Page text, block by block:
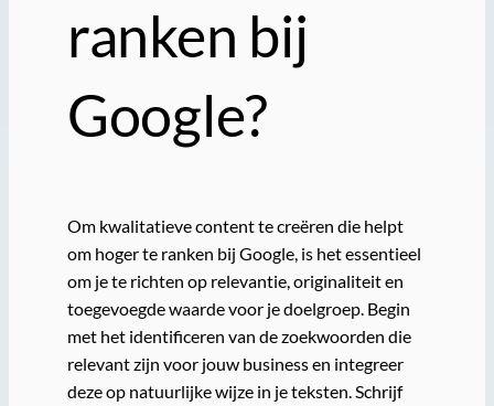
ranken bij
Google?
Om kwalitatieve content te creëren die helpt
om hoger te ranken bij Google, is het essentieel
om je te richten op relevantie, originaliteit en
toegevoegde waarde voor je doelgroep. Begin
met het identificeren van de zoekwoorden die
relevant zijn voor jouw business en integreer
deze op natuurlijke wijze in je teksten. Schrijf